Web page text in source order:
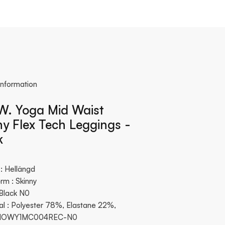
Yoga Mid Waist
Flex Tech Leggings -
Hellängd
: Skinny
N0
: Polyester 78%, Elastane 22%,
N0